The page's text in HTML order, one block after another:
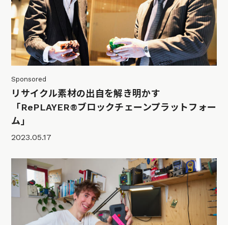
Sponsored
リサイクル素材の出自を解き明かす
「RePLAYER®ブロックチェーンプラットフォー
ム」
2023.05.17